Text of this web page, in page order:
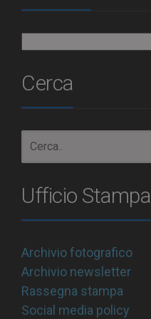
Cerca
Ufficio Stampa
Archivio fotografico
Archivio newsletter
Rassegna stampa
Social media policy